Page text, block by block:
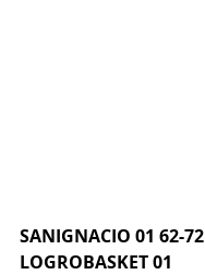
SANIGNACIO 01 62-72
LOGROBASKET 01